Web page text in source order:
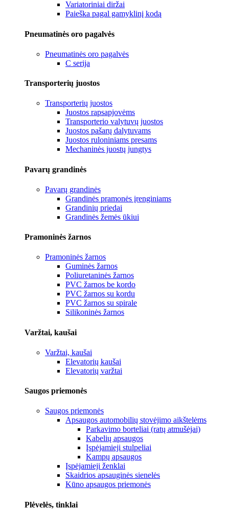
Variatoriniai diržai
Paieška pagal gamyklinį kodą
Pneumatinės oro pagalvės
Pneumatinės oro pagalvės
C serija
Transporterių juostos
Transporterių juostos
Juostos rapsapjovėms
Transporterio valytuvų juostos
Juostos pašarų dalytuvams
Juostos ruloniniams presams
Mechaninės juostų jungtys
Pavarų grandinės
Pavarų grandinės
Grandinės pramonės įrenginiams
Grandinių priedai
Grandinės žemės ūkiui
Pramoninės žarnos
Pramoninės žarnos
Guminės žarnos
Poliuretaninės žarnos
PVC žarnos be kordo
PVC žarnos su kordu
PVC žarnos su spirale
Silikoninės žarnos
Varžtai, kaušai
Varžtai, kaušai
Elevatorių kaušai
Elevatorių varžtai
Saugos priemonės
Saugos priemonės
Apsaugos automobilių stovėjimo aikštelėms
Parkavimo borteliai (ratų atmušėjai)
Kabelių apsaugos
Įspėjamieji stulpeliai
Kampų apsaugos
Įspėjamieji ženklai
Skaidrios apsauginės sienelės
Kūno apsaugos priemonės
Plėvelės, tinklai